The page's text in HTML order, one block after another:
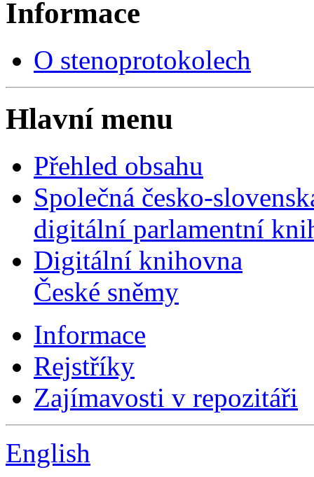
Informace
O stenoprotokolech
Hlavní menu
Přehled obsahu
Společná česko-
digitální parlamentní
Digitální knihovna
České sněmy
Informace
Rejstříky
Zajímavosti v repozitáři
English